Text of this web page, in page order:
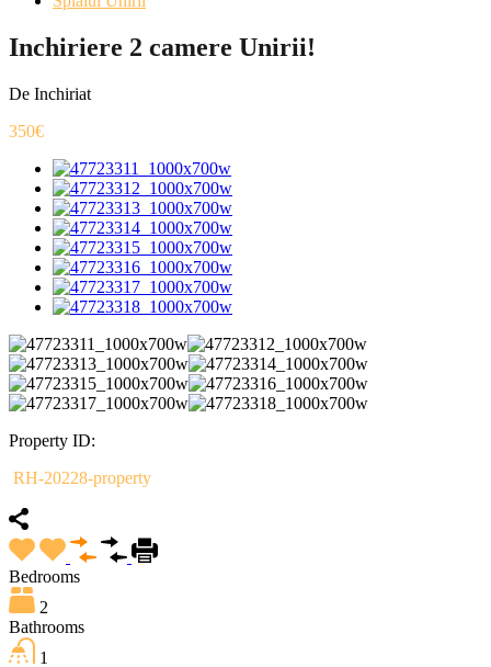
Inchiriere 2 camere Unirii!
De Inchiriat
350€
Property ID:
RH-20228-property
Bedrooms
2
Bathrooms
1